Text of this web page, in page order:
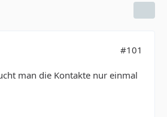
#101
man die Kontakte nur einmal